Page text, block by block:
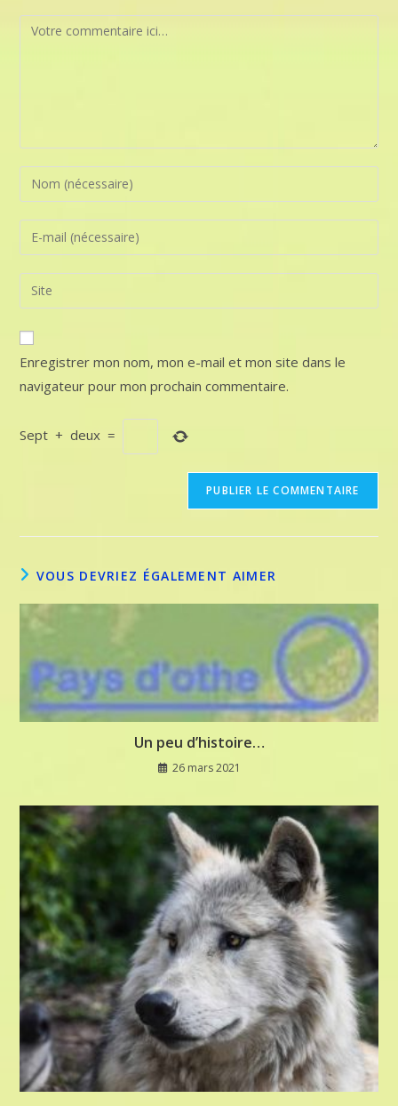
Comment
Enter
your
name
comment
Enter
your
email
address
comment
Saisir
l’URL
de
votre
site
(facultatif)
Enregistrer mon nom, mon e-mail et mon site dans le
navigateur pour mon prochain commentaire.
Sept + deux =
VOUS DEVRIEZ ÉGALEMENT AIMER
Un peu d’histoire…
26 mars 2021